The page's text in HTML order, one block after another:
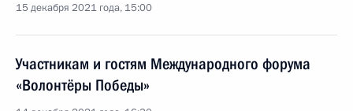
15 декабря 2021 года, 15:00
Участникам и гостям Международного форума
«Волонтёры Победы»